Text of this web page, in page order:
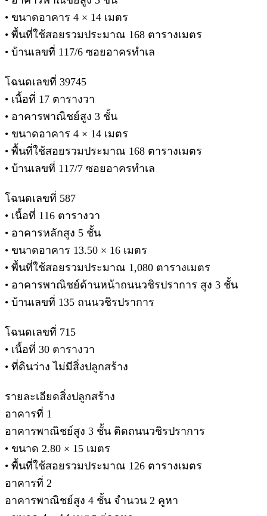
• ขนาดอาคาร 4 × 14 เมตร
• พื้นที่ใช้สอยรวมประมาณ 168 ตารางเมตร
• บ้านเลขที่ 117/6 ซอยอาครทำเล
โฉนดเลขที่ 39745
• เนื้อที่ 17 ตารางวา
• อาคารพาณิชย์สูง 3 ชั้น
• ขนาดอาคาร 4 × 14 เมตร
• พื้นที่ใช้สอยรวมประมาณ 168 ตารางเมตร
• บ้านเลขที่ 117/7 ซอยอาครทำเล
โฉนดเลขที่ 587
• เนื้อที่ 116 ตารางวา
• อาคารหลักสูง 5 ชั้น
• ขนาดอาคาร 13.50 × 16 เมตร
• พื้นที่ใช้สอยรวมประมาณ 1,080 ตารางเมตร
• อาคารพาณิชย์ด้านหน้าถนนวชิรปราการ สูง 3 ชั้น
• บ้านเลขที่ 135 ถนนวชิรปราการ
โฉนดเลขที่ 715
• เนื้อที่ 30 ตารางวา
• ที่ดินว่าง ไม่มีสิ่งปลูกสร้าง
รายละเอียดสิ่งปลูกสร้าง
อาคารที่ 1
อาคารพาณิชย์สูง 3 ชั้น ติดถนนวชิรปราการ
• ขนาด 2.80 × 15 เมตร
• พื้นที่ใช้สอยรวมประมาณ 126 ตารางเมตร
อาคารที่ 2
อาคารพาณิชย์สูง 4 ชั้น จำนวน 2 คูหา